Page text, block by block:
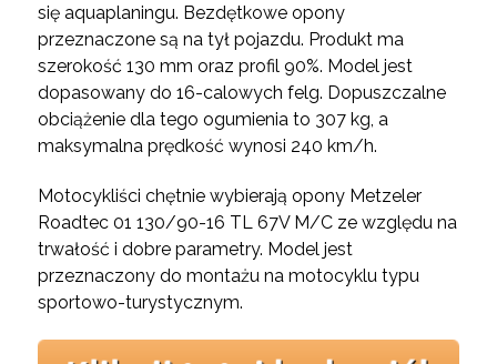
się aquaplaningu. Bezdętkowe opony
przeznaczone są na tył pojazdu. Produkt ma
szerokość 130 mm oraz profil 90%. Model jest
dopasowany do 16-calowych felg. Dopuszczalne
obciążenie dla tego ogumienia to 307 kg, a
maksymalna prędkość wynosi 240 km/h.
Motocykliści chętnie wybierają opony Metzeler
Roadtec 01 130/90-16 TL 67V M/C ze względu na
trwałość i dobre parametry. Model jest
przeznaczony do montażu na motocyklu typu
sportowo-turystycznym.